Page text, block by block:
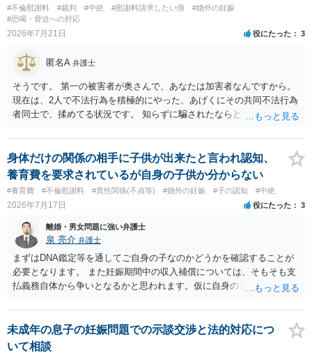
#不倫慰謝料 #裁判 #中絶 #慰謝料請求したい側
#婚外の妊娠
#恐喝・脅迫への対応
2026年7月21日 役にたった 3
匿名A 弁護士
そうです。 第一の被害者が奥さんで、あなたは加害者なんですから。
現在は、2人で不法行為を積極的にやった、あげくにその共同不法行為
者同士で、揉めてる状況です。 知らずに騙されたならともか
というだけですから。
身体だけの関係の相手に子供が出来たと言われ認知、
養育費を要求されているが自身の子供か分からない
#養育費 #不倫慰謝料 #異性関係(不貞等) #婚外の妊娠 #子の認知 #中絶
2026年7月17日 役にたった 3
離婚・男女問題に強い弁護士
泉 亮介 弁護士
まずはDNA鑑定等を通してご自身の子なのかどうかを確認することが
必要となります。 また妊娠期間中の収入補償については、そもそも支
払義務自体から争いとなるかと思われます。仮に自身の子であったと
相手に弁護士がついているということであれば、依頼をするかしない
かは別として一度ご自身も個別に弁護士に相談をされたほうが良いで
しょう。
未成年の息子の妊娠問題での示談交渉と法的対応につ
いて相談